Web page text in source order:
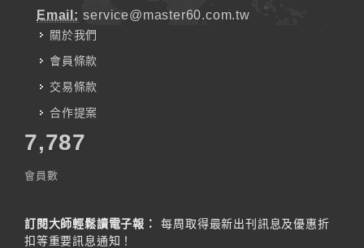
Email: service@master60.com.tw
關於我們
會員條款
交易條款
合作提案
7,787
會員數
訂閱大師輕鬆讀電子報：
每周取得最新出刊訊息及優惠折
扣等重要訊息通知！